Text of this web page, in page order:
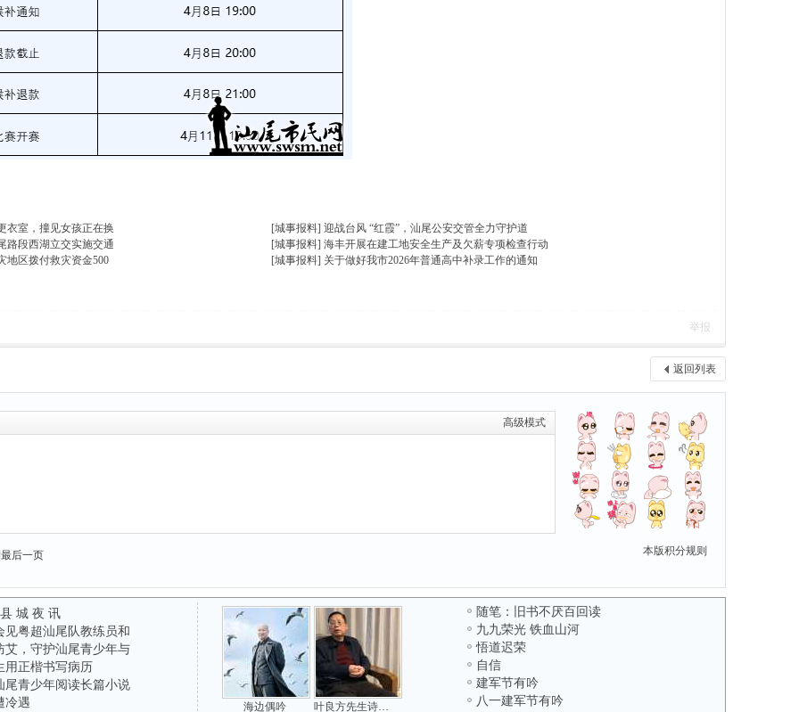
衣室，撞见女孩正在换
路段西湖立交实施交通
地区拨付救灾资金500
[城事报料] 迎战台风 “红霞”，汕尾公安交管全力守护道
[城事报料] 海丰开展在建工地安全生产及欠薪专项检查行动
[城事报料] 关于做好我市2026年普通高中补录工作的通知
举报
返回列表
高级模式
本版积分规则
后一页
城 夜 讯
见粤超汕尾队教练员和
艾，守护汕尾青少年与
用正楷书写病历
尾青少年阅读长篇小说
冷遇
海边偶吟 叶良方先生诗词精选 ——吟韵长怀海陆丰(五
随笔：旧书不厌百回读
九九荣光 铁血山河
悟道迟荣
自信
建军节有吟
八一建军节有吟